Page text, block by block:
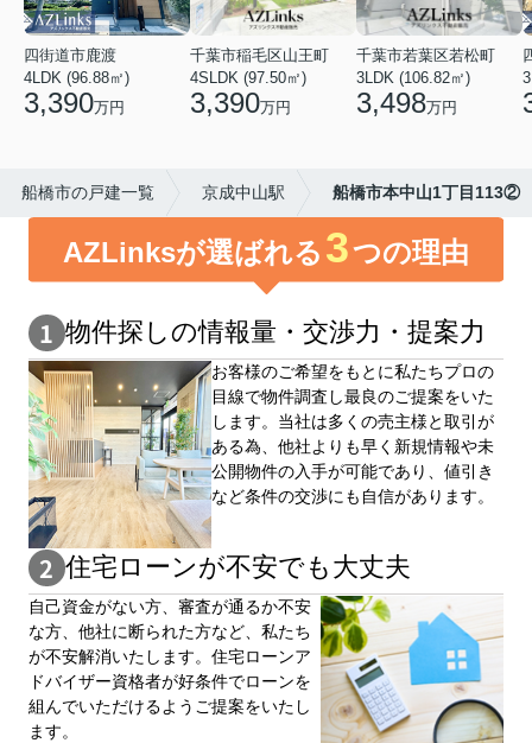
四街道市鹿渡
4LDK (96.88㎡)
3,390万円
千葉市稲毛区山王町
4SLDK (97.50㎡)
3,390万円
千葉市若葉区若松町
3LDK (106.82㎡)
3,498万円
船橋市の戸建一覧 京成中山駅 船橋市本中山1丁目113②
AZLinksが選ばれる 3つの理由
物件探しの情報量・交渉⼒・提案⼒
お客様のご希望をもとに私たちプロの
目線で物件調査し最良のご提案をいた
します。当社は多くの売主様と取引が
ある為、他社よりも早く新規情報や未
公開物件の⼊手が可能であり、値引き
など条件の交渉にも自信があります。
住宅ローンが不安でも大丈夫
自⼰資⾦がない⽅、審査が通るか不安
な⽅、他社に断られた⽅など、私たち
が不安解消いたします。住宅ローンア
ドバイザー資格者が好条件でローンを
組んでいただけるようご提案をいたし
ます。